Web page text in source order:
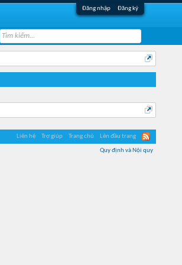
Đăng nhập Đăng ký
Liên hệ Trợ giúp Trang chủ Lên đầu trang
Quy định và Nội quy